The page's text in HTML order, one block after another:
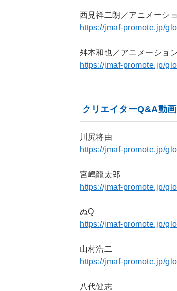
西見祥二朗／アニメーシ
https://jmaf-promote.jp/
舛本和也／アニメーショ
https://jmaf-promote.jp/
クリエイターQ&A動画
川尻将由
https://jmaf-promote.jp/
宮嶋龍太郎
https://jmaf-promote.jp/
ぬQ
https://jmaf-promote.jp/
山村浩二
https://jmaf-promote.jp/
八代健志